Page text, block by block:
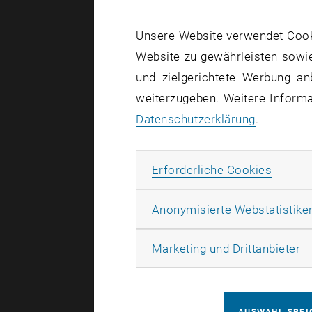
wenn
werden?
Olaf
Website
Unsere Website verwendet
Website zu gewährleisten
und zielgerichtete Werbung
weiterzugeben. Weitere
Datenschutzerklärung.
Erforderliche Cookies
Anonymisierte
Marketing und Drittanbieter